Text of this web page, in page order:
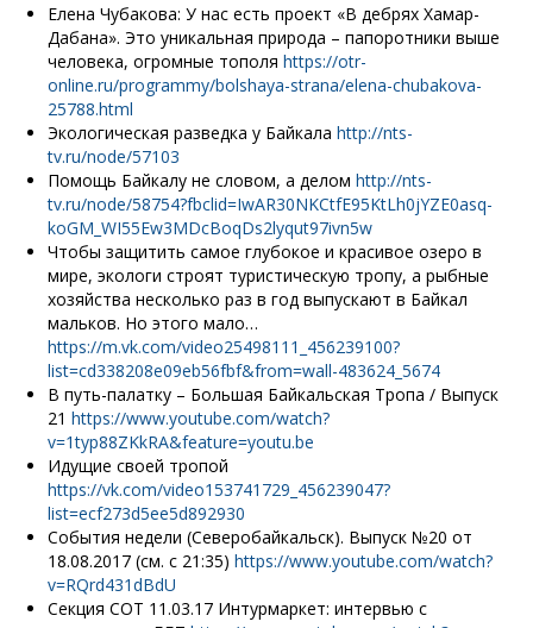
Елена Чубакова: У нас есть проект «В дебрях Хамар-
Дабана». Это уникальная природа – папоротники выше
человека, огромные тополя https://otr-
online.ru/programmy/bolshaya-strana/elena-chubakova-
25788.html
Экологическая разведка у Байкала http://nts-
tv.ru/node/57103
Помощь Байкалу не словом, а делом http://nts-
tv.ru/node/58754?fbclid=IwAR30NKCtfE95KtLh0jYZE0asq-
koGM_WI55Ew3MDcBoqDs2lyqut97ivn5w
Чтобы защитить самое глубокое и красивое озеро в
мире, экологи строят туристическую тропу, а рыбные
хозяйства несколько раз в год выпускают в Байкал
мальков. Но этого мало…
https://m.vk.com/video25498111_456239100?
list=cd338208e09eb56fbf&from=wall-483624_5674
В путь-палатку – Большая Байкальская Тропа / Выпуск
21 https://www.youtube.com/watch?
v=1typ88ZKkRA&feature=youtu.be
Идущие своей тропой
https://vk.com/video153741729_456239047?
list=ecf273d5ee5d892930
События недели (Северобайкальск). Выпуск №20 от
18.08.2017 (см. с 21:35) https://www.youtube.com/watch?
v=RQrd431dBdU
Секция СОТ 11.03.17 Интурмаркет: интервью с